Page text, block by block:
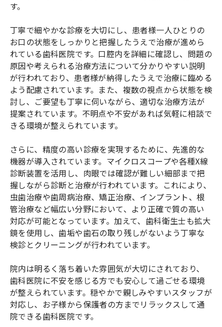
す。
丁寧で細やかな診療を大切にし、患者様一人ひとりの
お口の状態をしっかりと把握したうえで治療が進めら
れている歯科医院です。口腔内を詳細に確認し、問題の
原因や考えられる治療方法について分かりやすい説明
が行われており、患者様が納得したうえで治療に臨める
よう配慮されています。また、複数の視点から状態を検
討し、ご要望も丁寧に伺いながら、適切な治療方法が
提案されています。不明点や不安があれば気軽に相談で
きる環境が整えられています。
さらに、精度の高い診療を実現するために、先進的な
機器が導入されています。マイクロスコープや各種X線
診断装置を活用し、肉眼では確認が難しい細部まで把
握しながら診断と治療が行われています。これにより、
虫歯治療や歯周病治療、矯正治療、インプラント、根
管治療など幅広い分野において、より正確で質の高い
対応が可能となっています。加えて、歯科衛生士も拡大
鏡を使用し、歯垢や歯石の取り残しがないよう丁寧な
検診とクリーニングが行われています。
院内は明るく落ち着いた雰囲気が大切にされており、
歯科医院に不安を感じる方でも安心して過ごせる環境
が整えられています。穏やかで親しみやすいスタッフが
対応し、お子様から保護者の方までリラックスして通
院できる歯科医院です。